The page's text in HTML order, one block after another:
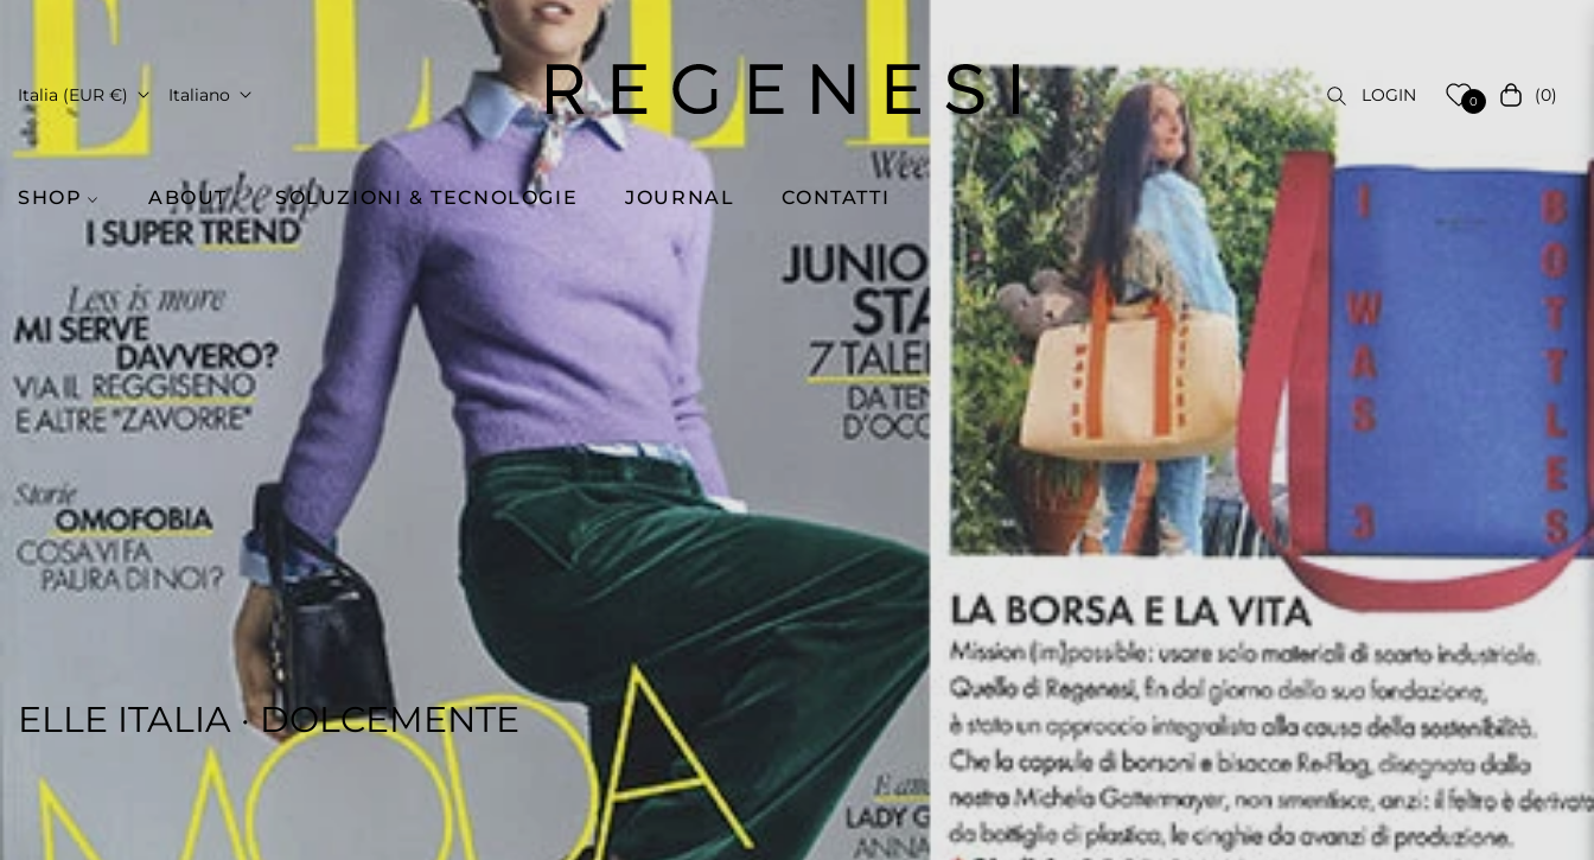
Italia (EUR €) Italiano LOGIN 0 Carrello
(0)
SHOP ABOUT SOLUZIONI & TECNOLOGIE JOURNAL CONTATTI
ELLE ITALIA · DOLCEMENTE
REGENESI STAFF